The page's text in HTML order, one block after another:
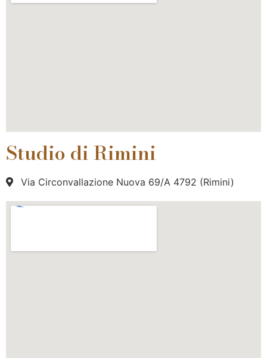
Studio di Rimini
Via Circonvallazione Nuova 69/A 4792 (Rimini)